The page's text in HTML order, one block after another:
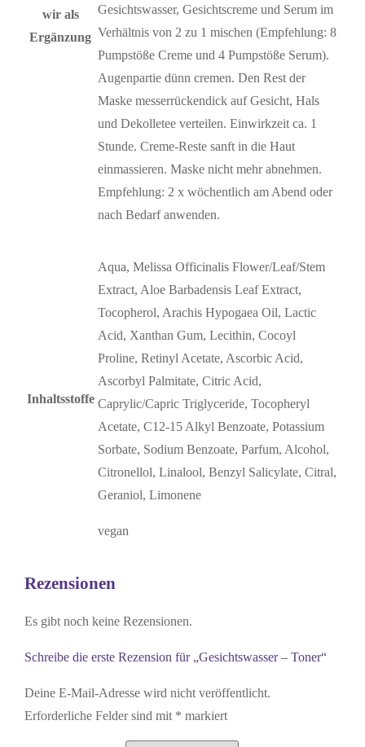
wir als
Ergänzung
Gesichtswasser, Gesichtscreme und Serum im
Verhältnis von 2 zu 1 mischen (Empfehlung: 8
Pumpstöße Creme und 4 Pumpstöße Serum).
Augenpartie dünn cremen. Den Rest der
Maske messerrückendick auf Gesicht, Hals
und Dekolletee verteilen. Einwirkzeit ca. 1
Stunde. Creme-Reste sanft in die Haut
einmassieren. Maske nicht mehr abnehmen.
Empfehlung: 2 x wöchentlich am Abend oder
nach Bedarf anwenden.
Inhaltsstoffe
Aqua, Melissa Officinalis Flower/Leaf/Stem
Extract, Aloe Barbadensis Leaf Extract,
Tocopherol, Arachis Hypogaea Oil, Lactic
Acid, Xanthan Gum, Lecithin, Cocoyl
Proline, Retinyl Acetate, Ascorbic Acid,
Ascorbyl Palmitate, Citric Acid,
Caprylic/Capric Triglyceride, Tocopheryl
Acetate, C12-15 Alkyl Benzoate, Potassium
Sorbate, Sodium Benzoate, Parfum, Alcohol,
Citronellol, Linalool, Benzyl Salicylate, Citral,
Geraniol, Limonene
vegan
Rezensionen
Es gibt noch keine Rezensionen.
Schreibe die erste Rezension für „Gesichtswasser – Toner“
Deine E-Mail-Adresse wird nicht veröffentlicht.
Erforderliche Felder sind mit * markiert